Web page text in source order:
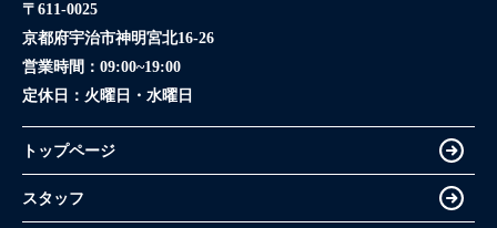
〒611-0025
京都府宇治市神明宮北16-26
営業時間： 09:00~19:00
定休日： 火曜日・水曜日
トップページ
スタッフ